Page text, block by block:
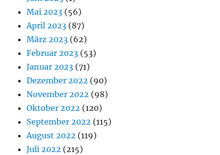
Mai 2023 (56)
April 2023 (87)
März 2023 (62)
Februar 2023 (53)
Januar 2023 (71)
Dezember 2022 (90)
November 2022 (98)
Oktober 2022 (120)
September 2022 (115)
August 2022 (119)
Juli 2022 (215)